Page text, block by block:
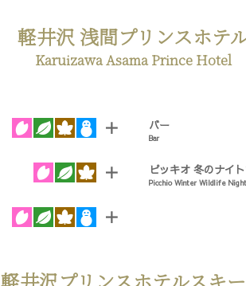
軽井沢 浅間プリンスホテ
Karuizawa Asama Prince Hotel
＋
＋
＋
バー
Bar
ピッキオ 冬のナイ
Picchio Winter Wildlife